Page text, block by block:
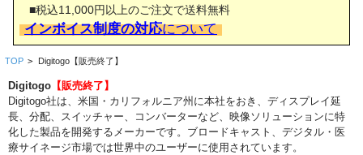
■税込11,000円以上のご注文で送料無料
インボイス制度の対応について
TOP > Digitogo【販売終了】
Digitogo 【販売終了】
Digitogo社は、米国・カリフォルニア州に本社をおき、ディスプレイ延
長、分配、スイッチャー、コンバーターなど、映像ソリューションに特
化した製品を開発するメーカーです。ブロードキャスト、デジタル・医
療サイネージ市場では世界中のユーザーに使用されています。